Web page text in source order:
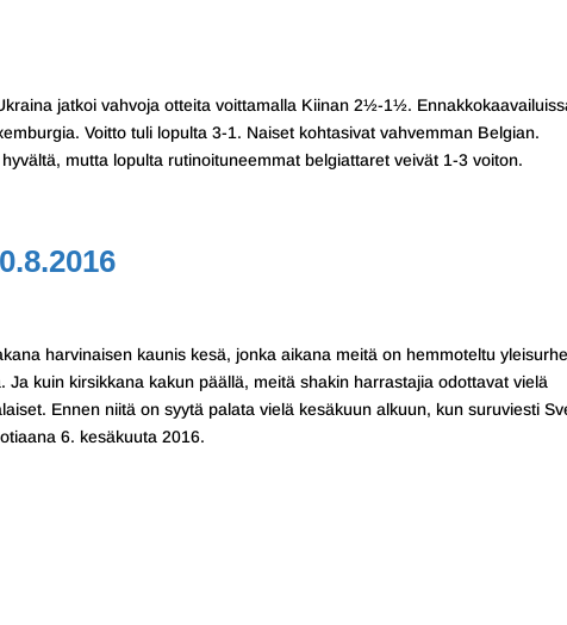
jatkoi vahvoja otteita voittamalla Kiinan 2½-1½.
Voitto tuli lopulta 3-1. Naiset kohtasivat vahvemman Belgian.
mutta lopulta rutinoituneemmat belgiattaret veivät 1-3 voiton.
harvinaisen kaunis kesä, jonka aikana meitä on hemmoteltu
Ja kuin kirsikkana kakun päällä, meitä shakin harrastajia odottavat vielä
Ennen niitä on syytä palata vielä kesäkuun alkuun, kun suruviesti
6. kesäkuuta 2016.